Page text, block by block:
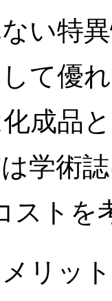
い特
て優
成品
学術
スト
リッ